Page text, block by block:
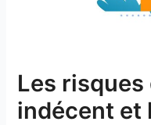
Les risques
indécent et